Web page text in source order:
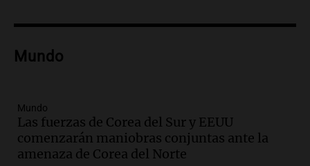
Episodios
investigación internacional sobre asma
Episodios
Audio.Suspenden descuento en SUBE y
aumentan tarifas del SUBTE en Buenos
Aires desde agosto
Mundo
Mundo
Las fuerzas de Corea del Sur y EEUU
comenzarán maniobras conjuntas ante la
amenaza de Corea del Norte